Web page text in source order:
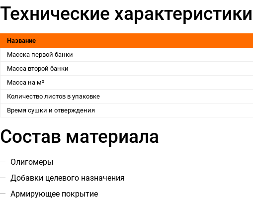
Технические
Название
Масска первой банки
Масса второй банки
Масса на м²
Количество листов в упаковке
Время сушки и отверждения
Состав материала
Олигомеры
Добавки целевого назначения
Армирующее покрытие